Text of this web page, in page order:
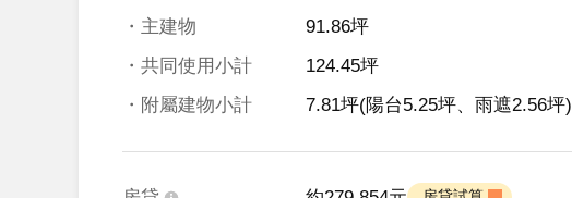
・主建物
91.86坪
・共同使用小計
124.45坪
・附屬建物小計
7.81坪(陽台5.25坪、雨遮2.56坪)